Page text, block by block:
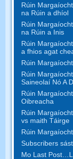
Rúin
na Rúin a dhíol
Rúin
na Rúin a Inis
Rúin
a fhios agat
Rúin
Rúin
Saineolaí Nó A
Rúin
Oibreacha
Rúin
vs maith Táirge
Rúin
Subscribers
Mo Last